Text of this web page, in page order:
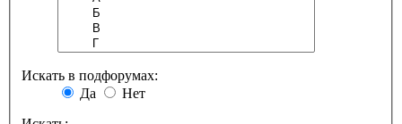
Искать в подфорумах:
Да
Нет